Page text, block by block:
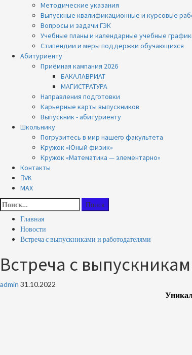
Методические указания
Выпускные квалификационные и курсовые
Вопросы и задачи ГЭК
Учебные планы и календарные учебные
Стипендии и меры поддержки обучающихся
Абитуриенту
Приёмная кампания 2026
БАКАЛАВРИАТ
МАГИСТРАТУРА
Направления подготовки
Карьерные карты выпускников
Выпускник - абитуриенту
Школьнику
Погрузитесь в мир нашего факультета
Кружок «Юный физик»
Кружок «Математика — элементарно»
Контакты
VK
MAX
Найти:
Главная
Новости
Встреча с выпускниками и работодателями
Встреча с
admin 31.10.2022